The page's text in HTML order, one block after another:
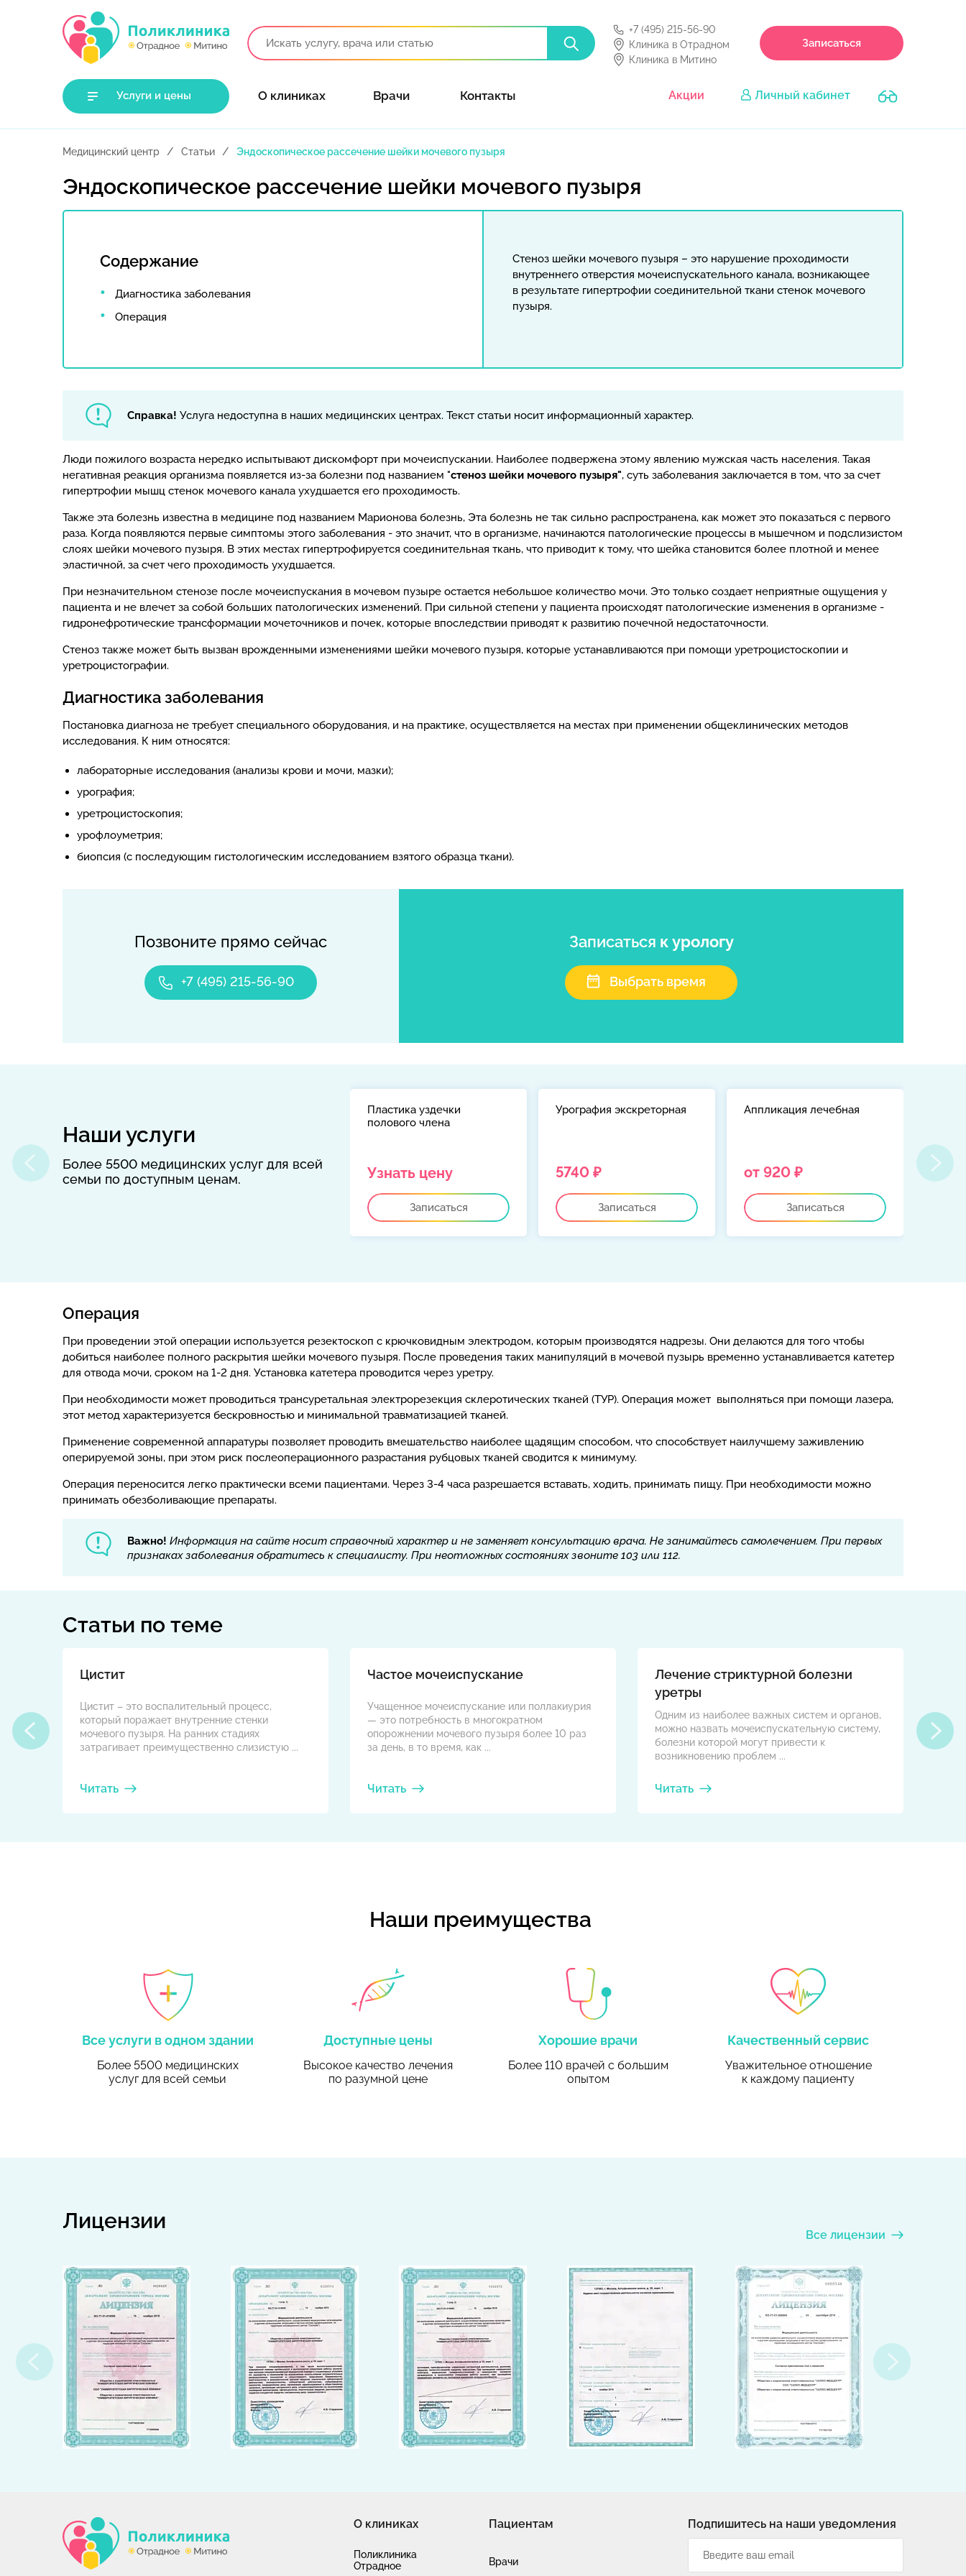
+7 (495) 215-56-90
Клиника в Отрадном
Клиника в Митино
Записаться
Услуги и цены О клиниках Врачи Контакты Акции Личный кабинет
Медицинский центр Статьи Эндоскопическое рассечение шейки мочевого пузыря
Эндоскопическое рассечение шейки мочевого пузыря
Содержание
Диагностика заболевания
Операция
Стеноз шейки мочевого пузыря – это нарушение проходимости
внутреннего отверстия мочеиспускательного канала, возникающее
в результате гипертрофии соединительной ткани стенок мочевого
пузыря.
Справка! Услуга недоступна в наших медицинских центрах. Текст статьи носит информационный характер.
Люди пожилого возраста нередко испытывают дискомфорт при мочеиспускании. Наиболее подвержена этому явлению мужская часть населения. Такая
негативная реакция организма появляется из-за болезни под названием "стеноз шейки мочевого пузыря", суть заболевания заключается в том, что за счет
гипертрофии мышц стенок мочевого канала ухудшается его проходимость.
Также эта болезнь известна в медицине под названием Марионова болезнь, Эта болезнь не так сильно распространена, как может это показаться с первого
раза. Когда появляются первые симптомы этого заболевания - это значит, что в организме, начинаются патологические процессы в мышечном и подслизистом
слоях шейки мочевого пузыря. В этих местах гипертрофируется соединительная ткань, что приводит к тому, что шейка становится более плотной и менее
эластичной, за счет чего проходимость ухудшается.
При незначительном стенозе после мочеиспускания в мочевом пузыре остается небольшое количество мочи. Это только создает неприятные ощущения у
пациента и не влечет за собой больших патологических изменений. При сильной степени у пациента происходят патологические изменения в организме -
гидронефротические трансформации мочеточников и почек, которые впоследствии приводят к развитию почечной недостаточности.
Стеноз также может быть вызван врожденными изменениями шейки мочевого пузыря, которые устанавливаются при помощи уретроцистоскопии и
уретроцистографии.
Диагностика заболевания
Постановка диагноза не требует специального оборудования, и на практике, осуществляется на местах при применении общеклинических методов
исследования. К ним относятся:
лабораторные исследования (анализы крови и мочи, мазки);
урография;
уретроцистоскопия;
урофлоуметрия;
биопсия (с последующим гистологическим исследованием взятого образца ткани).
Позвоните прямо сейчас
+7 (495) 215-56-90
Записаться к урологу
Выбрать время
Наши услуги
Более 5500 медицинских услуг для всей
семьи по доступным ценам.
Пластика уздечки
полового члена
Узнать цену
Записаться
Урография экскреторная
5740 ₽
Записаться
Аппликация лечебная
от 920 ₽
Записаться
от
Операция
При проведении этой операции используется резектоскоп с крючковидным электродом, которым производятся надрезы. Они делаются для того чтобы
добиться наиболее полного раскрытия шейки мочевого пузыря. После проведения таких манипуляций в мочевой пузырь временно устанавливается катетер
для отвода мочи, сроком на 1-2 дня. Установка катетера проводится через уретру.
При необходимости может проводиться трансуретальная электрорезекция склеротических тканей (ТУР). Операция может выполняться при помощи лазера,
этот метод характеризуется бескровностью и минимальной травматизацией тканей.
Применение современной аппаратуры позволяет проводить вмешательство наиболее щадящим способом, что способствует наилучшему заживлению
оперируемой зоны, при этом риск послеоперационного разрастания рубцовых тканей сводится к минимуму.
Операция переносится легко практически всеми пациентами. Через 3-4 часа разрешается вставать, ходить, принимать пищу. При необходимости можно
принимать обезболивающие препараты.
Важно! Информация на сайте носит справочный характер и не заменяет консультацию врача. Не занимайтесь самолечением. При первых
признаках заболевания обратитесь к специалисту. При неотложных состояниях звоните 103 или 112.
Статьи по теме
Цистит
Цистит – это воспалительный процесс,
который поражает внутренние стенки
мочевого пузыря. На ранних стадиях
затрагивает преимущественно слизистую ...
Читать
Частое мочеиспускание
Учащенное мочеиспускание или поллакиурия
— это потребность в многократном
опорожнении мочевого пузыря более 10 раз
за день, в то время, как ...
Читать
Лечение стриктурной болезни
уретры
Одним из наиболее важных систем и органов,
можно назвать мочеиспускательную систему,
болезни которой могут привести к
возникновению проблем ...
Читать
Наши преимущества
Все услуги в одном здании
Более 5500 медицинских
услугдля всей семьи
Доступные цены
Высокое качество лечения
по разумной цене
Хорошие врачи
Более 110 врачей с большим
опытом
Качественный сервис
Уважительное отношение
к каждому пациенту
Лицензии
Все лицензии
О клиниках
Поликлиника
Отрадное
Пациентам
Врачи
Подпишитесь на наши уведомления